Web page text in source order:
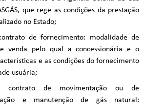
que rege as condições da prestação
no Estado;
de fornecimento: modalidade de
venda pelo qual a concessionária e o
e as condições do fornecimento
usuária;
contrato de movimentação ou de
e manutenção de gás natural: